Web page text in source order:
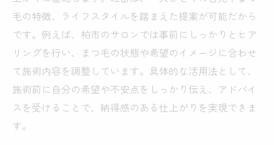
毛の特徴、ライフスタイルを踏まえた提案が可能だから
です。例えば、柏市のサロンでは事前にしっかりとヒア
リングを行い、まつ毛の状態や希望のイメージに合わせ
て施術内容を調整しています。具体的な活用法として、
施術前に自分の希望や不安点をしっかり伝え、アドバイ
スを受けることで、納得感のある仕上がりを実現できま
す。